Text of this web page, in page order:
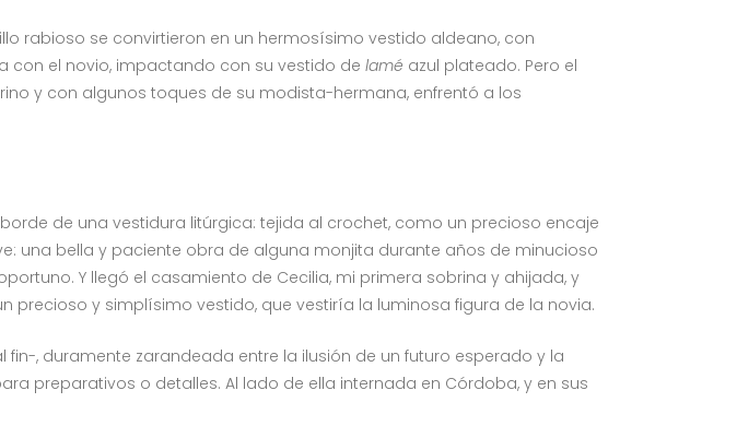
rabioso se convirtieron en un hermosísimo vestido aldeano, con
con el novio, impactando con su vestido de lamé azul plateado. Pero el
y con algunos toques de su modista-hermana, enfrentó a los
de una vestidura litúrgica: tejida al crochet, como un precioso encaje
una bella y paciente obra de alguna monjita durante años de minucioso
Y llegó el casamiento de Cecilia, mi primera sobrina y ahijada, y
precioso y simplísimo vestido, que vestiría la luminosa figura de la novia.
, duramente zarandeada entre la ilusión de un futuro esperado y la
preparativos o detalles. Al lado de ella internada en Córdoba, y en sus